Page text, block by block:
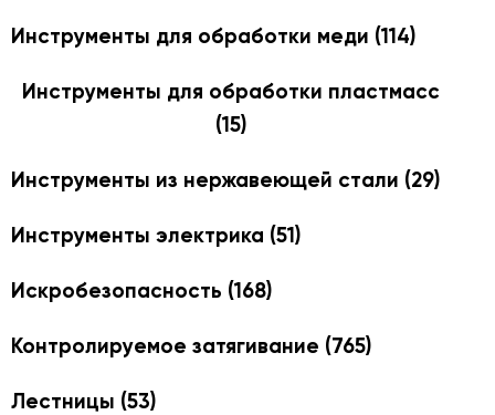
Инструменты для обработки меди (114)
Инструменты для обработки пластмасс
(15)
Инструменты из нержавеющей стали (29)
Инструменты электрика (51)
Искробезопасность (168)
Контролируемое затягивание (765)
Лестницы (53)